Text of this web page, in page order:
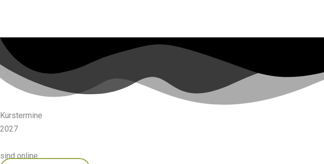
Kurstermine
2027
sind online